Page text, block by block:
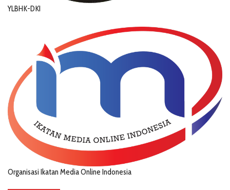
YLBHK-DKI
Organisasi Ikatan Media Online Indonesia